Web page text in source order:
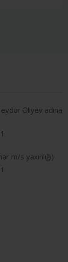
Əliyev adına
m/s yaxınlığı)